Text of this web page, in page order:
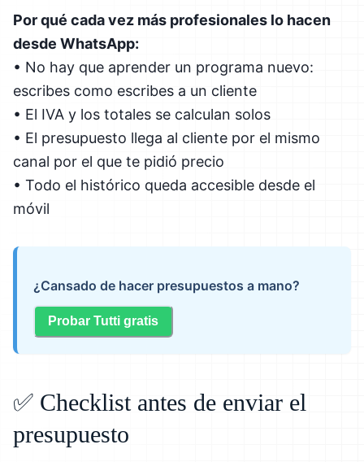
Por qué cada vez más profesionales lo hacen
desde WhatsApp:
• No hay que aprender un programa nuevo:
escribes como escribes a un cliente
• El IVA y los totales se calculan solos
• El presupuesto llega al cliente por el mismo
canal por el que te pidió precio
• Todo el histórico queda accesible desde el
móvil
¿Cansado de hacer presupuestos a mano?
Probar Tutti gratis
✅ Checklist antes de enviar el
presupuesto